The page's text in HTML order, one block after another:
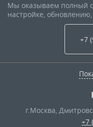
Мы оказываем полный
настройке,
+7
г.Москва
+7